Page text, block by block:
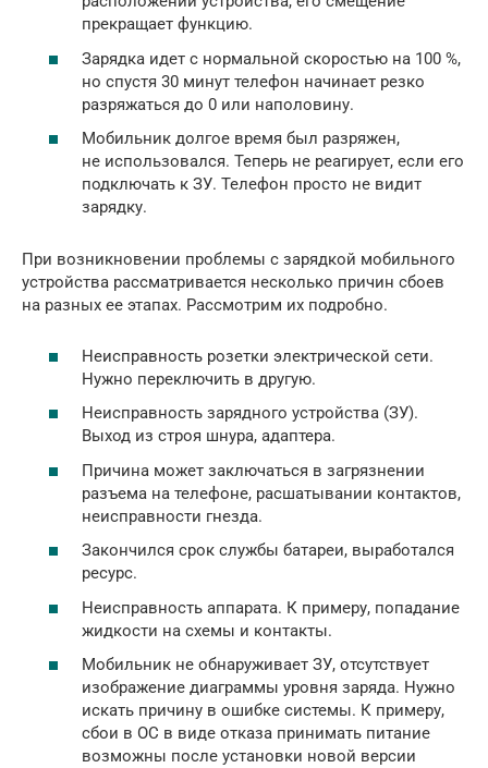
прекращает функцию.
Зарядка идет с нормальной скоростью на 100 %,
но спустя 30 минут телефон начинает резко
разряжаться до 0 или наполовину.
Мобильник долгое время был разряжен,
не использовался. Теперь не реагирует, если его
подключать к ЗУ. Телефон просто не видит
зарядку.
При возникновении проблемы с зарядкой мобильного
устройства рассматривается несколько причин сбоев
на разных ее этапах. Рассмотрим их подробно.
Неисправность розетки электрической сети.
Нужно переключить в другую.
Неисправность зарядного устройства (ЗУ).
Выход из строя шнура, адаптера.
Причина может заключаться в загрязнении
разъема на телефоне, расшатывании контактов,
неисправности гнезда.
Закончился срок службы батареи, выработался
ресурс.
Неисправность аппарата. К примеру, попадание
жидкости на схемы и контакты.
Мобильник не обнаруживает ЗУ, отсутствует
изображение диаграммы уровня заряда. Нужно
искать причину в ошибке системы. К примеру,
сбои в ОС в виде отказа принимать питание
возможны после установки новой версии